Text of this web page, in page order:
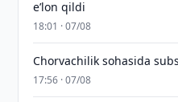
eʼlon qildi
18:01 · 07/08
Chorvachilik sohasida
17:56 · 07/08